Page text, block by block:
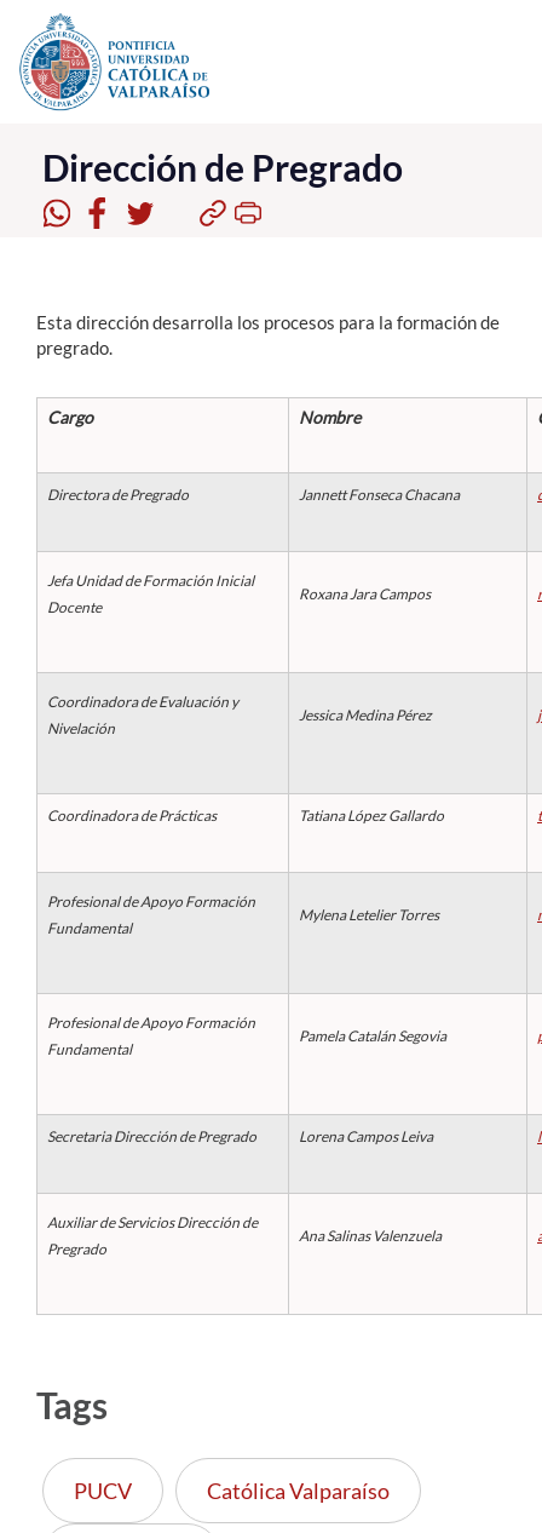
Click acá para ir directamente al contenido
La Universidad
Investigación, Creación e Innovación
Pregrado
Postgrado
Estudiantes
Funcionarios
Dirección de Pregrado
Esta dirección desarrolla los procesos para la formación de
pregrado.
Cargo Nombre
Directora de Pregrado Jannett Fonseca Chacana
Jefa Unidad de Formación Inicial
Docente
Roxana Jara Campos
Coordinadora de Evaluación y
Nivelación
Jessica Medina Pérez
Coordinadora de Prácticas Tatiana López Gallardo
Profesional de Apoyo Formación
Fundamental
Mylena Letelier Torres
Profesional de Apoyo Formación
Fundamental
Pamela Catalán Segovia
Secretaria Dirección de Pregrado Lorena Campos Leiva
Auxiliar de Servicios Dirección de
Pregrado
Ana Salinas Valenzuela
Tags
PUCV Católica Valparaíso